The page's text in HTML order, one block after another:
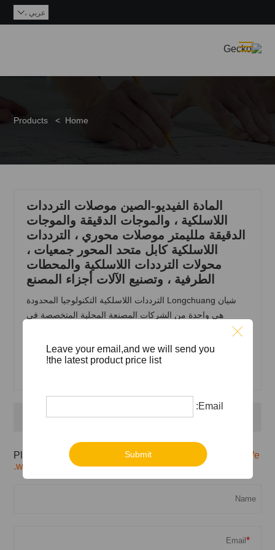
عربي ،
Home
>
Products
المادة الفيديو-الصين موصلات الترددات
اللاسلكية ، والموجات الدقيقة والموجات
الدقيقة ملليمتر موصلات محوري ، الترددات
اللاسلكية كابل متحد المحور جمعيات ،
محولات الترددات اللاسلكية والمحطات
الطرفية ، وتصنيع الآلات أجزاء المصنع
شيان Longchuang الترددات اللاسلكية التكنولوجيا المحدودة
هي واحدة من الشركات المصنعة المحلية المتخصصة في
الميكروويف ملليمتر موجة موصل محوري ، الترددات اللاسلكية
كابل متحد المحور الجمعية ، الترددات اللاسلكية موصل محوري
، عالية التردد محول المحطة الطرفية ، وتصنيع الآلات أجزاء .
Inquiry
Please feel free to give your inquiry in the form below.
We
will reply you in 24 hours.
*
Leave your email,and we will send you
the latest product price list!
Email:
Submit